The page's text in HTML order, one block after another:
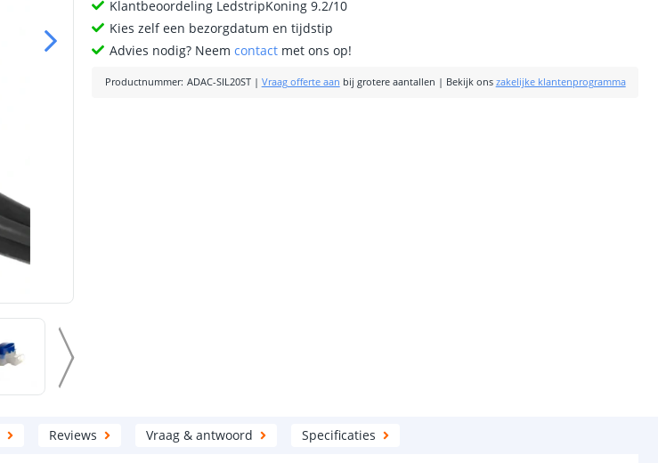
Klantbeoordeling LedstripKoning 9.2/10
Kies zelf een bezorgdatum en tijdstip
Advies nodig? Neemcontact met ons op!
Productnummer: ADAC-SIL20ST| Vraag offerte aan bij grotere aantallen | Bekijk ons zakelijke klantenprogramma
Reviews Vraag & antwoord Specificaties